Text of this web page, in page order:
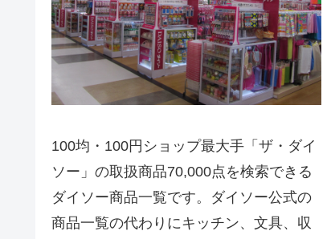
100均・100円ショップ最大手「ザ・ダイ
ソー」の取扱商品70,000点を検索できる
ダイソー商品一覧です。ダイソー公式の
商品一覧の代わりにキッチン、文具、収